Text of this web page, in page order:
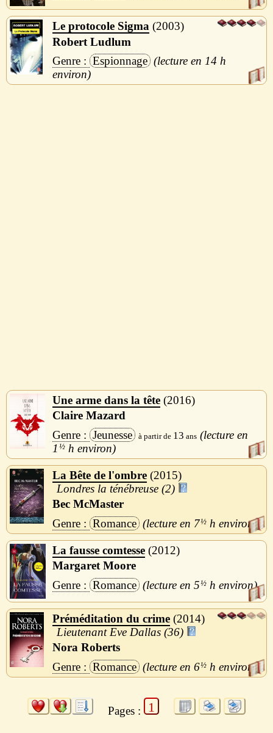
Le protocole Sigma
2003
Robert Ludlum
Espionnage
14 h
Une arme dans la tête 2016
Claire Mazard
Jeunesse
13
1 ½ h
La Bête de l'ombre 2015
Londres la ténébreuse (2)
Bec McMaster
Romance
7½ h
La fausse comtesse 2012
Margaret Moore
Romance
5½ h
Préméditation du crime 2014
Lieutenant Eve Dallas (36)
Nora Roberts
Romance
6½ h
Pages : 1